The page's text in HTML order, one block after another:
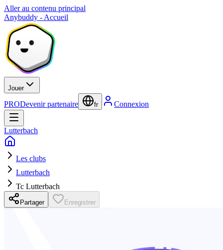
Aller au contenu principal
Anybuddy - Accueil
Jouer
PRODevenir partenaire fr Connexion
Lutterbach
Les clubs
Lutterbach
Tc Lutterbach
Partager Enregistrer